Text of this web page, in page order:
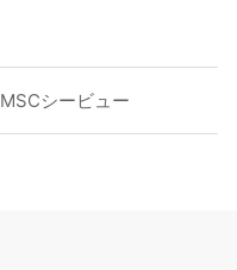
MSCシービュー